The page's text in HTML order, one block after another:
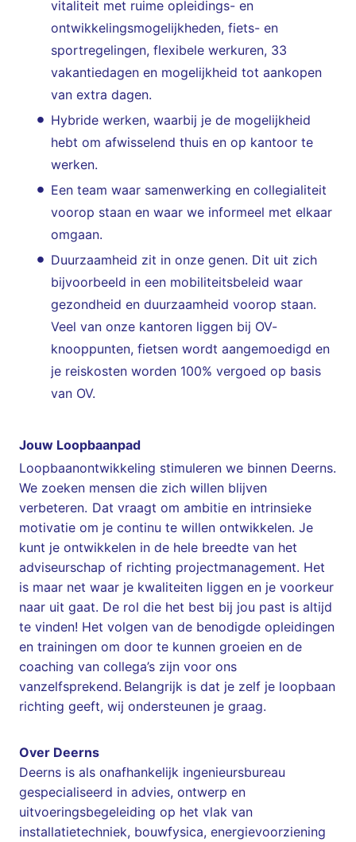
vitaliteit met ruime opleidings- en
ontwikkelingsmogelijkheden, fiets- en
sportregelingen, flexibele werkuren, 33
vakantiedagen en mogelijkheid tot aankopen
van extra dagen.
Hybride werken, waarbij je de mogelijkheid
hebt om afwisselend thuis en op kantoor te
werken.
Een team waar samenwerking en collegialiteit
voorop staan en waar we informeel met elkaar
omgaan.
Duurzaamheid zit in onze genen. Dit uit zich
bijvoorbeeld in een mobiliteitsbeleid waar
gezondheid en duurzaamheid voorop staan.
Veel van onze kantoren liggen bij OV-
knooppunten, fietsen wordt aangemoedigd en
je reiskosten worden 100% vergoed op basis
van OV.
Jouw Loopbaanpad
Loopbaanontwikkeling stimuleren we binnen Deerns.
We zoeken mensen die zich willen blijven
verbeteren. Dat vraagt om ambitie en intrinsieke
motivatie om je continu te willen ontwikkelen. Je
kunt je ontwikkelen in de hele breedte van het
adviseurschap of richting projectmanagement. Het
is maar net waar je kwaliteiten liggen en je voorkeur
naar uit gaat. De rol die het best bij jou past is altijd
te vinden! Het volgen van de benodigde opleidingen
en trainingen om door te kunnen groeien en de
coaching van collega’s zijn voor ons
vanzelfsprekend. Belangrijk is dat je zelf je loopbaan
richting geeft, wij ondersteunen je graag.
Over Deerns
Deerns is als onafhankelijk ingenieursbureau
gespecialiseerd in advies, ontwerp en
uitvoeringsbegeleiding op het vlak van
installatietechniek, bouwfysica, energievoorziening